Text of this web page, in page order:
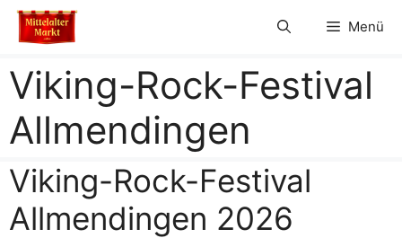
Zum
Inhalt
Menü
Viking-Rock-Festival
Allmendingen
Viking-Rock-Festival
Allmendingen 2026